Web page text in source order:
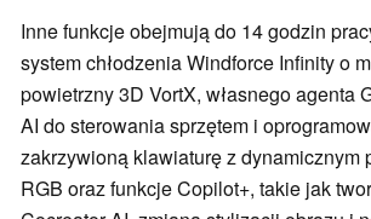
Inne funkcje obejmują do 14 godzin
system chłodzenia Windforce Infinity o
powietrzny 3D VortX, własnego agenta
AI do sterowania sprzętem i
zakrzywioną klawiaturę z dynamicznym
RGB oraz funkcje Copilot+, takie jak